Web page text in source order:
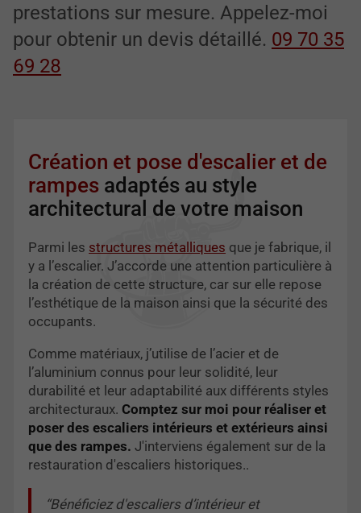
prestations sur mesure. Appelez-moi
pour obtenir un devis détaillé. 09 70 35
69 28
Création et pose d'escalier et de
rampes adaptés au style
architectural de votre maison
Parmi les structures métalliques que je fabrique, il
y a l’escalier. J’accorde une attention particulière à
la création de cette structure, car sur elle repose
l’esthétique de la maison ainsi que la sécurité des
occupants.
Comme matériaux, j’utilise de l’acier et de
l’aluminium connus pour leur solidité, leur
durabilité et leur adaptabilité aux différents styles
architecturaux.Comptez sur moi pour réaliser et
poser des escaliers intérieurs et extérieurs ainsi
que des rampes. J'interviens également sur de la
restauration d'escaliers historiques..
Bénéficiez d'escaliers d’intérieur et